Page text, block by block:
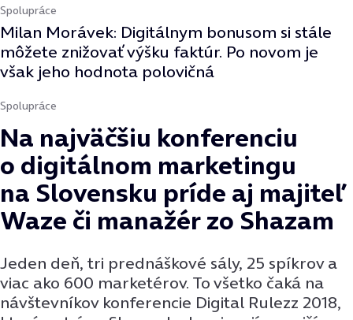
Spolupráce
Milan Morávek: Digitálnym bonusom si stále
môžete znižovať výšku faktúr. Po novom je
však jeho hodnota polovičná
Spolupráce
Na najväčšiu konferenciu
o digitálnom marketingu
na Slovensku príde aj majiteľ
Waze či manažér zo Shazam
Jeden deň, tri prednáškové sály, 25 spíkrov a
viac ako 600 marketérov. To všetko čaká na
návštevníkov konferencie Digital Rulezz 2018,